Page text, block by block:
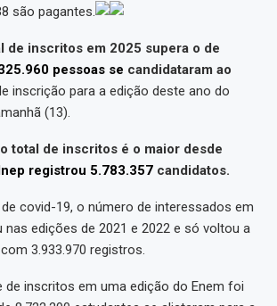
são pagantes.
de inscritos em 2025 supera o de
pessoas se candidataram ao
inscrição para a edição deste ano do
(13).
total de inscritos é o maior desde
registrou 5.783.357 candidatos.
covid-19, o número de interessados em
nas edições de 2021 e 2022 e só voltou a
3.933.970 registros.
de inscritos em uma edição do Enem foi